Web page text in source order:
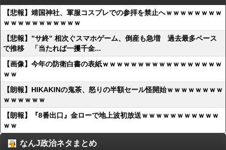
【悲報】靖国神社、軍服コスプレでの参拝を禁止へｗｗｗｗｗｗｗｗ
ｗｗｗｗｗｗｗｗｗｗｗ
【悲報】”サ終” 相次ぐスマホゲーム、倒産も急増 過去最多ペース
で推移 「当たれば一攫千金...
【画像】今年の防衛白書の表紙ｗｗｗｗｗｗｗｗｗｗｗｗｗｗｗｗｗ
ｗｗ
【朗報】HIKAKINの鬼茶、怒りの半額セール怪開始ｗｗｗｗｗｗｗｗ
ｗｗｗｗｗｗ
【朗報】『8番出口』金ローで地上波初放送ｗｗｗｗｗｗｗｗｗｗｗ
ｗｗ
なんJ政治ネタまとめ